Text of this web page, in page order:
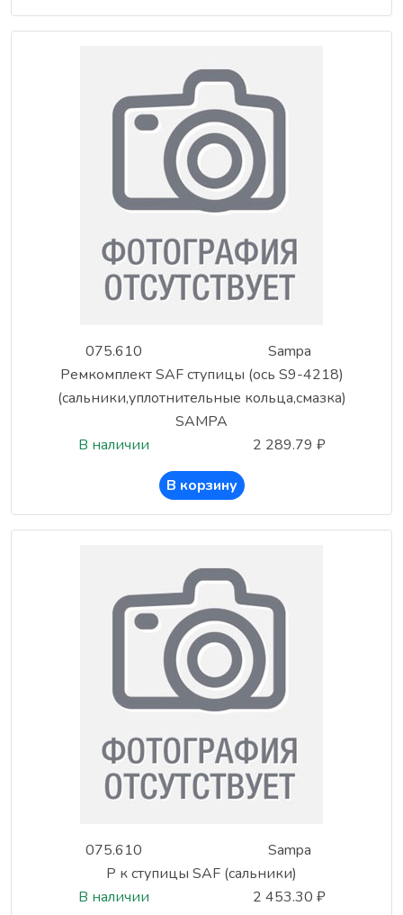
075.610
Sampa
Ремкомплект SAF ступицы (ось S9-4218)
(сальники,уплотнительные кольца,смазка)
SAMPA
В наличии
2 289.79 ₽
В корзину
075.610
Sampa
Р к ступицы SAF (сальники)
В наличии
2 453.30 ₽